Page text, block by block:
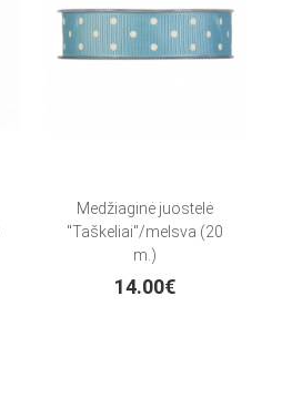
Medžiaginė juostelė
"Taškeliai"/melsva (20
m.)
14.00€